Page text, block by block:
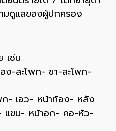
มดูแลของผู้ปกครอง
เช่น
ง-สะโพก- ขา-สะโพก-
ก- เอว- หน้าท้อง- หลัง
แขน- หน้าอก- คอ-หัว-